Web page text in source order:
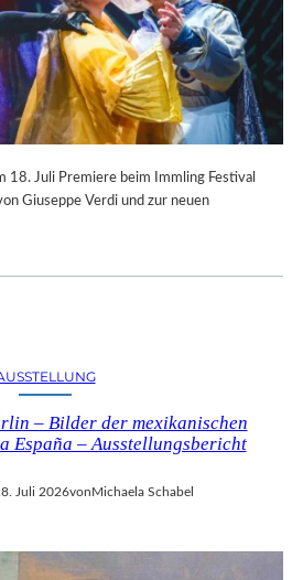
18. Juli Premiere beim Immling Festival
Giuseppe Verdi und zur neuen
– Bilder der mexikanischen
España – Ausstellungsbericht
8. Juli 2026vonMichaela Schabel